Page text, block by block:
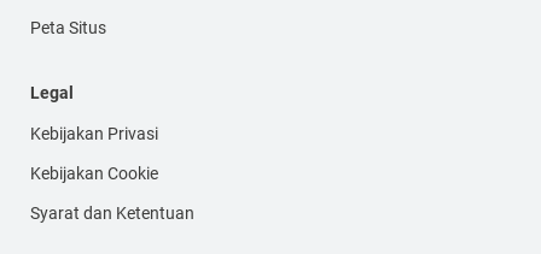
Peta Situs
Legal
Kebijakan Privasi
Kebijakan Cookie
Syarat dan Ketentuan